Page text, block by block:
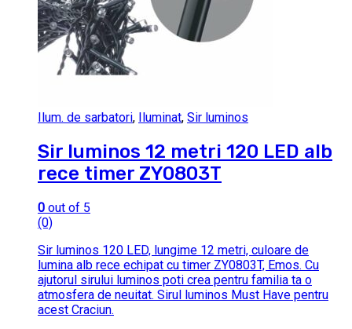
Ilum. de sarbatori, Iluminat, Sir luminos
Sir luminos 12 metri 120 LED alb
rece timer ZY0803T
0 out of 5
(0)
Sir luminos 120 LED, lungime 12 metri, culoare de
lumina alb rece echipat cu timer ZY0803T, Emos. Cu
ajutorul sirului luminos poti crea pentru familia ta o
atmosfera de neuitat. Sirul luminos Must Have pentru
acest Craciun.